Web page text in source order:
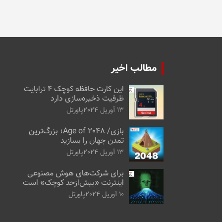
مطالب اخیر
این کارت حافظه کوچک ۴ ترابایت
ظرفیت ذخیره‌سازی دارد
13 آوریل 2024 پاورتل
بازی/ Age of 2048؛ بزرگ‌ترین
تمدن جهان را بسازید
13 آوریل 2024 پاورتل
برای شرکت‌های هوش مصنوعی
اینترنت «بیش‌از‌حد کوچک» است
10 آوریل 2024 پاورتل